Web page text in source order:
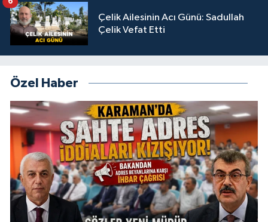
Çelik Ailesinin Acı Günü: Sadullah
Çelik Vefat Etti
6
Özel Haber